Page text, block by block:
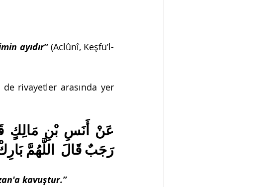
ayıdır” (Aclûnî, Keşfü’l-
de rivayetler arasında yer
رَجَبٌ قَالَ  اللَّهُمَّ
kavuştur.”